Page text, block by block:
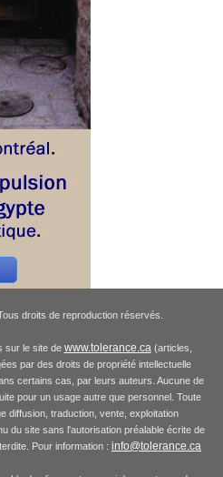
droits de reproduction réservés.
sur le site de www.tolerance.ca(articles,
par des droits de propriété intellectuelle
certains cas, par leurs auteurs. Aucune de
pour un usage autre que personnel. Toute
diffusion, traduction, vente, exploitation
du site sans l'autorisation préalable écrite de
Pour information : info@tolerance.ca